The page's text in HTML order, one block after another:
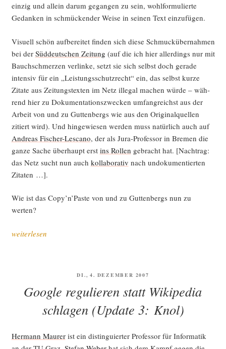
ein­zig und allein dar­um gegan­gen zu sein, wohl­for­mu­lier­te
Gedan­ken in schmü­cken­der Wei­se in sei­nen Text einzufügen.
Visu­ell schön auf­be­rei­tet fin­den sich die­se Schmuck­über­nah­men
bei der Süd­deut­schen Zei­tung (auf die ich hier aller­dings nur mit
Bauch­schmer­zen ver­lin­ke, setzt sie sich selbst doch gera­de
inten­siv für ein „Leis­tungs­schutz­recht“ ein, das selbst kur­ze
Zita­te aus Zei­tungs­tex­ten im Netz ille­gal machen wür­de – wäh­
rend hier zu Doku­men­ta­ti­ons­zwe­cken umfang­reichst aus der
Arbeit von und zu Gut­ten­bergs wie aus den Ori­gi­nal­quel­len
zitiert wird). Und hin­ge­wie­sen wer­den muss natür­lich auch auf
Andre­as Fischer-Lesca­no, der als Jura-Pro­fes­sor in Bre­men die
gan­ze Sache über­haupt erst ins Rol­len gebracht hat. [Nach­trag:
das Netz sucht nun auch kol­la­bo­ra­tiv nach undo­ku­men­tier­ten
Zitaten …].
Wie ist das Copy’n’Paste von und zu Gut­ten­bergs nun zu
werten?
„Logi­
zu
weiterlesen
VERÖFFENTLICHT
DI., 4. DEZEMBER 2007
Google regulieren statt Wikipedia
schlagen (Update 3: Knol)
Her­mann Mau­rerist ein distin­gu­ier­ter Pro­fes­sor für Infor­ma­tik